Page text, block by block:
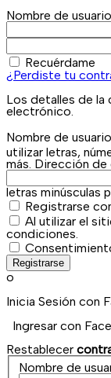
Nombre de
Recuérdame
¿Perdiste tu
Los detalles de la
electrónico.
Nombre de usuario
utilizar letras,
más. Dirección
letras minúsculas
Registrarse
Al utilizar el
condiciones.
Registrarse
o
Inicia Sesión con
Ingresar con
Restablecer
Nombre de